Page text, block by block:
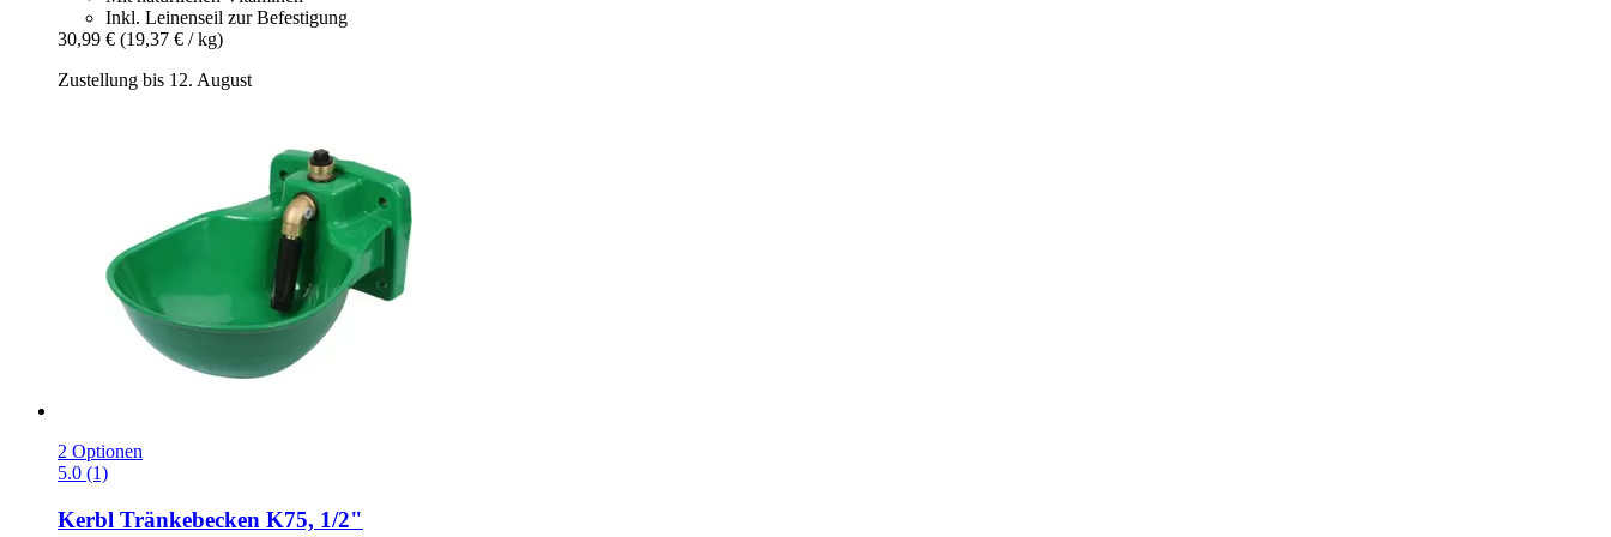
Inkl. Leinenseil zur Befestigung
30,99 € (19,37 € / kg)
Zustellung bis 12. August
2 Optionen
5.0 (1)
Kerbl Tränkebecken K75, 1/2"